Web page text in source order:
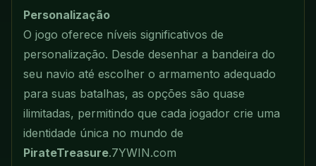
Personalização
O jogo oferece níveis significativos de
personalização. Desde desenhar a bandeira do
seu navio até escolher o armamento adequado
para suas batalhas, as opções são quase
ilimitadas, permitindo que cada jogador crie uma
identidade única no mundo de
PirateTreasure.7YWIN.com